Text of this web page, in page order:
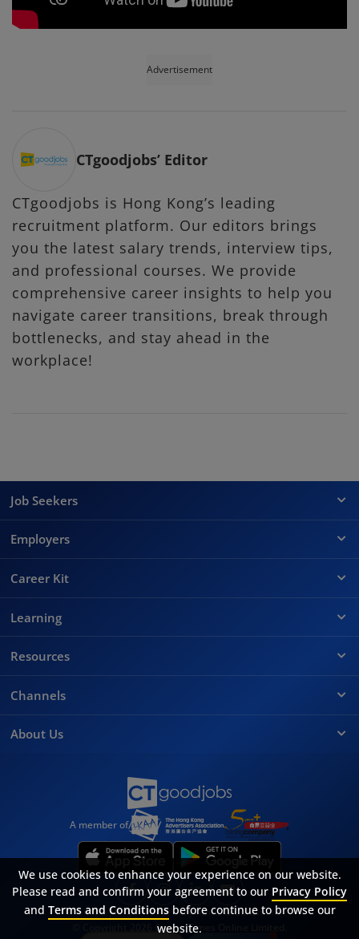
Advertisement
CTgoodjobs’ Editor
CTgoodjobs is Hong Kong’s leading
recruitment platform. Our editors brings
you the latest salary trends, interview tips,
and professional courses. We provide
comprehensive career insights to help you
navigate career transitions, break through
bottlenecks, and stay ahead in the
workplace!
Job Seekers
Employers
Career Kit
Learning
Resources
Channels
About Us
A member of
© Copyright 2026 Career Times Online Limited.
SitemapFAQPrivacy PolicyTerms & Conditions
We use cookies to enhance your experience on our website.
Please read and confirm your agreement to our Privacy Policy
and Terms and Conditionsbefore continue to browse our
website.